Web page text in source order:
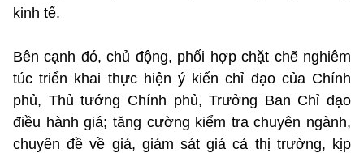
kinh tế.
Bên cạnh đó, chủ động, phối hợp chặt chẽ nghiêm
túc triển khai thực hiện ý kiến chỉ đạo của Chính
phủ, Thủ tướng Chính phủ, Trưởng Ban Chỉ đạo
điều hành giá; tăng cường kiểm tra chuyên ngành,
chuyên đề về giá, giám sát giá cả thị trường, kịp